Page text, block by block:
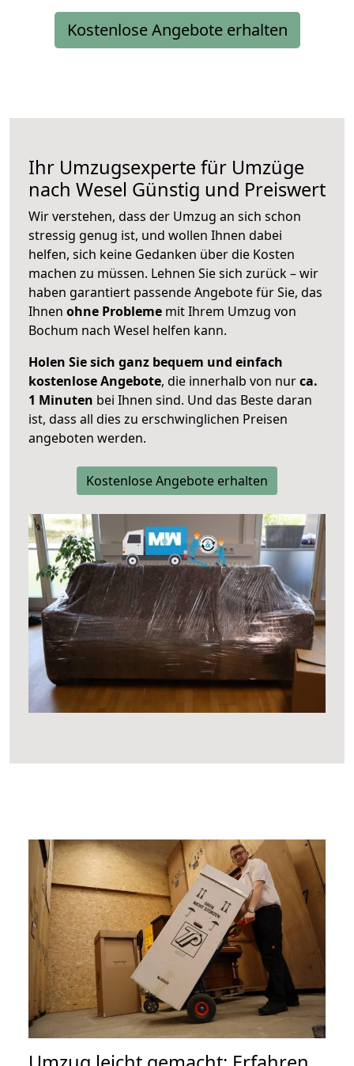
Kostenlose Angebote erhalten
Ihr Umzugsexperte für Umzüge
nach Wesel Günstig und Preiswert
Wir verstehen, dass der Umzug an sich schon
stressig genug ist, und wollen Ihnen dabei
helfen, sich keine Gedanken über die Kosten
machen zu müssen. Lehnen Sie sich zurück – wir
haben garantiert passende Angebote für Sie, das
Ihnen ohne Probleme mit Ihrem Umzug von
Bochum nach Wesel helfen kann.
Holen Sie sich ganz bequem und einfach
kostenlose Angebote, die innerhalb von nurca.
1 Minuten bei Ihnen sind. Und das Beste daran
ist, dass all dies zu erschwinglichen Preisen
angeboten werden.
Kostenlose Angebote erhalten